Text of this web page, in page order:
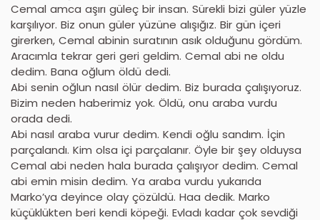
Cemal amca aşırı güleç bir insan. Sürekli bizi güler yüzle
karşılıyor. Biz onun güler yüzüne alışığız. Bir gün içeri
girerken, Cemal abinin suratının asık olduğunu gördüm.
Aracımla tekrar geri geri geldim. Cemal abi ne oldu
dedim. Bana oğlum öldü dedi.
Abi senin oğlun nasıl ölür dedim. Biz burada çalışıyoruz.
Bizim neden haberimiz yok. Öldü, onu araba vurdu
orada dedi.
Abi nasıl araba vurur dedim. Kendi oğlu sandım. İçin
parçalandı. Kim olsa içi parçalanır. Öyle bir şey olduysa
Cemal abi neden hala burada çalışıyor dedim. Cemal
abi emin misin dedim. Ya araba vurdu yukarıda
Marko’ya deyince olay çözüldü. Haa dedik. Marko
küçüklükten beri kendi köpeği. Evladı kadar çok sevdiği